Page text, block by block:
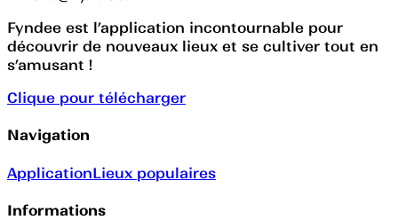
Fyndee est l’application incontournable pour
découvrir de nouveaux lieux et se cultiver tout en
s’amusant !
Clique pour télécharger
Navigation
ApplicationLieux populaires
Informations